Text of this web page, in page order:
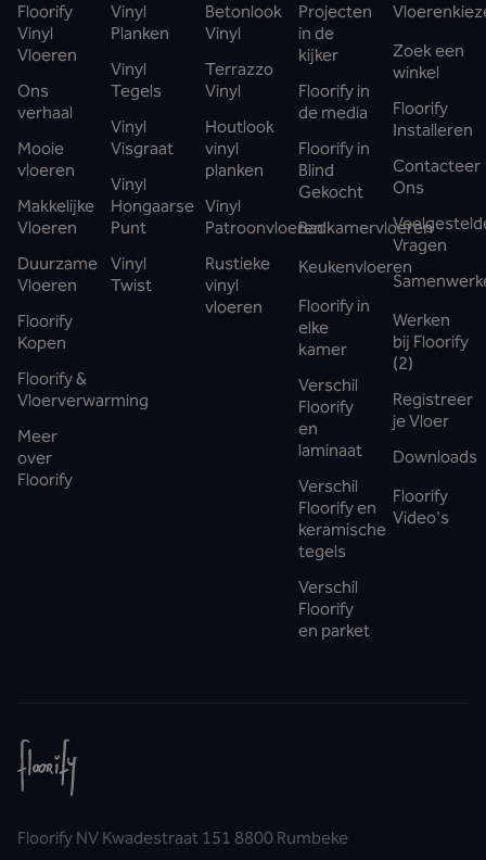
Floorify
Vinyl
Vloeren
Ons
verhaal
Mooie
vloeren
Makkelijke
Vloeren
Duurzame
Vloeren
Floorify
Kopen
Floorify &
Vloerverwarming
Meer
over
Floorify
Vinyl
Planken
Vinyl
Tegels
Vinyl
Visgraat
Vinyl
Hongaarse
Punt
Vinyl
Twist
Betonlook
Vinyl
Terrazzo
Vinyl
Houtlook
vinyl
planken
Vinyl
Patroonvloeren
Rustieke
vinyl
vloeren
Projecten
in de
kijker
Floorify in
de media
Floorify in
Blind
Gekocht
Badkamervloeren
Keukenvloeren
Floorify in
elke
kamer
Verschil
Floorify
en
laminaat
Verschil
Floorify en
keramische
tegels
Verschil
Floorify
en parket
Zoek een
winkel
Floorify
Installeren
Contacteer
Ons
Vragen
Werken
bij Floorify
(2)
Registreer
je Vloer
Downloads
Floorify
Video's
Floorify NV Kwadestraat 151 8800 Rumbeke